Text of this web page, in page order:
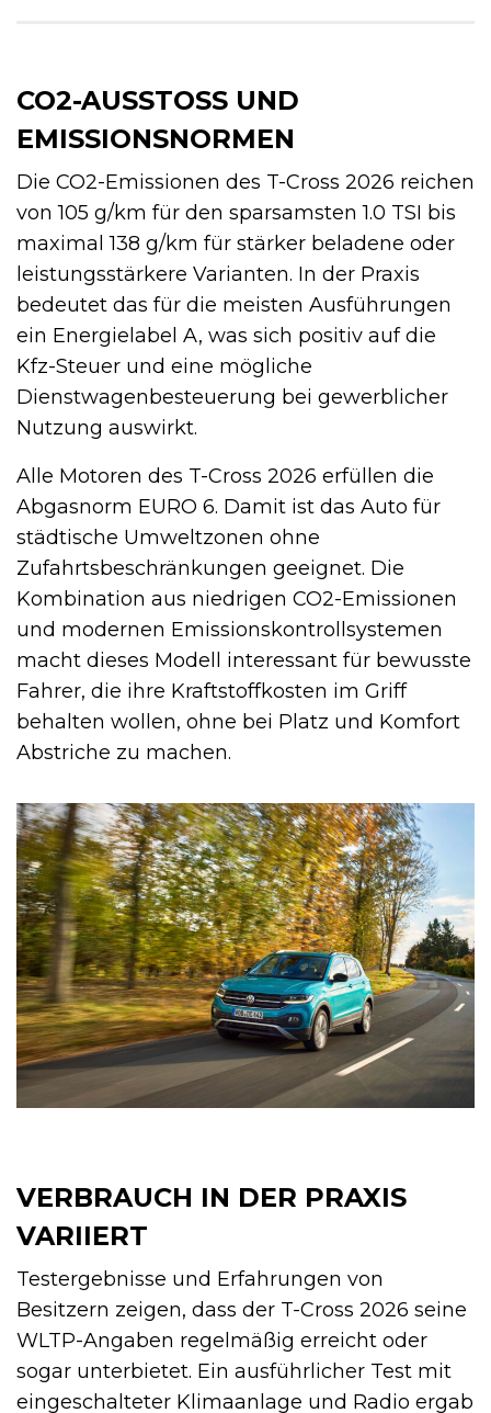
CO2-AUSSTOSS UND E
MISSIONSNORMEN
Die CO2-Emissionen des T-Cross 2026 reichen
von 105 g/km für den sparsamsten 1.0 TSI bis
maximal 138 g/km für stärker beladene oder
leistungsstärkere Varianten. In der Praxis
bedeutet das für die meisten Ausführungen
ein Energielabel A, was sich positiv auf die
Kfz-Steuer und eine mögliche
Dienstwagenbesteuerung bei gewerblicher
Nutzung auswirkt.
Alle Motoren des T-Cross 2026 erfüllen die
Abgasnorm EURO 6. Damit ist das Auto für
städtische Umweltzonen ohne
Zufahrtsbeschränkungen geeignet. Die
Kombination aus niedrigen CO2-Emissionen
und modernen Emissionskontrollsystemen
macht dieses Modell interessant für bewusste
Fahrer, die ihre Kraftstoffkosten im Griff
behalten wollen, ohne bei Platz und Komfort
Abstriche zu machen.
VERBRAUCH IN DER PRAXIS
VARIIERT
Testergebnisse und Erfahrungen von
Besitzern zeigen, dass der T-Cross 2026 seine
WLTP-Angaben regelmäßig erreicht oder
sogar unterbietet. Ein ausführlicher Test mit
eingeschalteter Klimaanlage und Radio ergab